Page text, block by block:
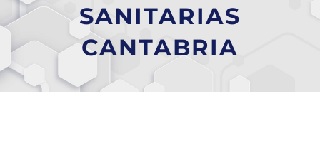
SANITARIAS
CANTABRIA